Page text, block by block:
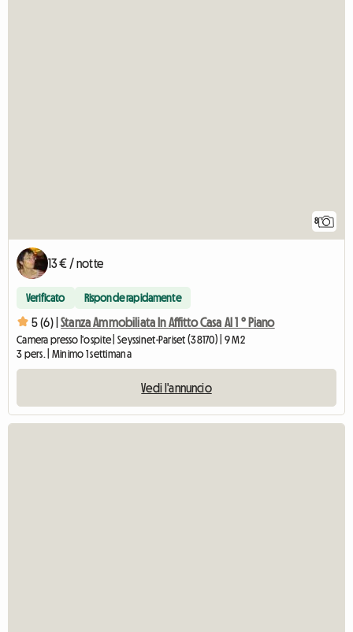
8
13 € / notte
Verificato Risponde rapidamente
5 (6) | Stanza Ammobiliata In Affitto Casa Al 1 ° Piano
Camera presso l'ospite | Seyssinet-Pariset (38170) | 9 M2
3 pers. | Minimo 1 settimana
Vedi l'annuncio